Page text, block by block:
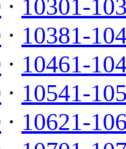
· 10301-
· 10381-
· 10461-
· 10541-
· 10621-